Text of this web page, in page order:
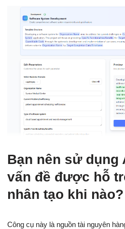
Bạn nên sử dụng
vấn đề được hỗ
nhân tạo khi nào?
Công cụ này là nguồn tài nguyên